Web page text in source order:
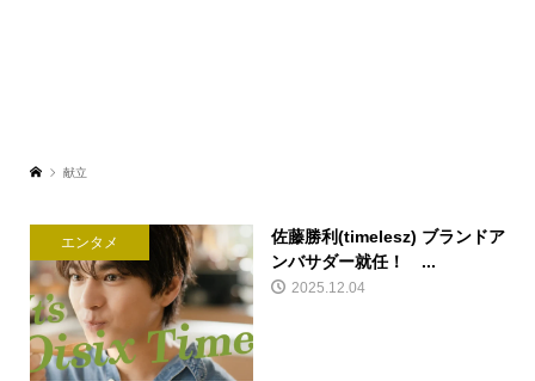
献立
エンタメ
佐藤勝利(timelesz) ブランドア
ンバサダー就任！ ...
2025.12.04